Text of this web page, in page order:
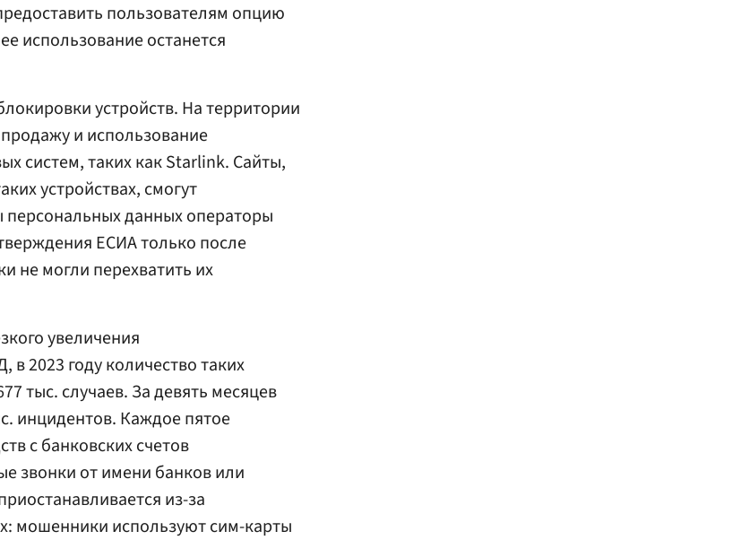
пользователям опцию
использование останется
устройств. На территории
и использование
систем, таких как Starlink. Сайты,
устройствах, смогут
данных операторы
ЕСИА только после
не могли перехватить их
увеличения
2023 году количество таких
тыс. случаев. За девять месяцев
инцидентов. Каждое пятое
с банковских счетов
звонки от имени банков или
из-за
мошенники используют сим-карты